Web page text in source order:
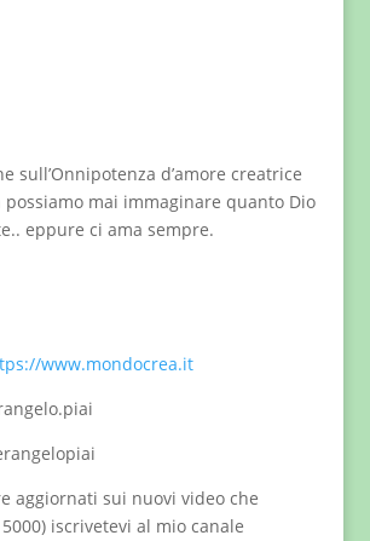
sull’Onnipotenza d’amore creatrice
possiamo mai immaginare quanto Dio
eppure ci ama sempre.
www.mondocrea.it
aggiornati sui nuovi video che
iscrivetevi al mio canale